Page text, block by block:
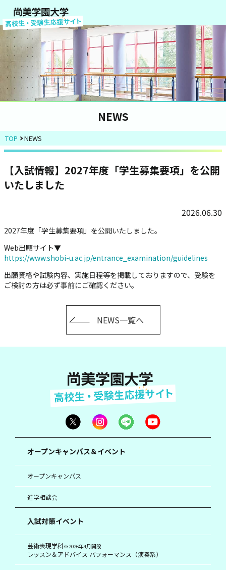
NEWS
TOP NEWS
【入試情報】2027年度「学生募集要項」を公開
いたしました
2026.06.30
2027年度「学生募集要項」を公開いたしました。
Web出願サイト▼
https://www.shobi-u.ac.jp/entrance_examination/guidelines
出願資格や試験内容、実施日程等を掲載しておりますので、受験を
ご検討の方は必ず事前にご確認ください。
NEWS一覧へ
オープンキャンパス＆イベント
オープンキャンパス
進学相談会
入試対策イベント
芸術表現学科※2026年4月開設
レッスン＆アドバイス パフォーマンス（演奏系）